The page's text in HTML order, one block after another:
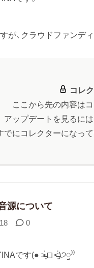
が、クラウドファンデ
コレ
ここから先の内容は
アップデートを見るに
でにコレクターになっ
源について
0
です(● ˃̶͈̀ロ˂̶͈́)੭ꠥ⁾⁾